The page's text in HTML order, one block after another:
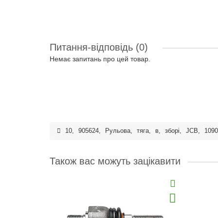
Питання-відповідь (0)
Немає запитань про цей товар.
10, 905624, Рульова, тяга, в, зборі, JCB,
Також вас можуть зацікавити